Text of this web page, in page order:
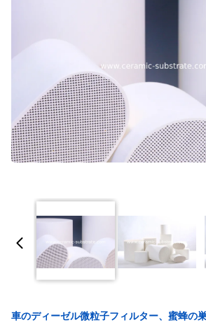
車のディーゼル微粒子フィルター、蜜蜂の